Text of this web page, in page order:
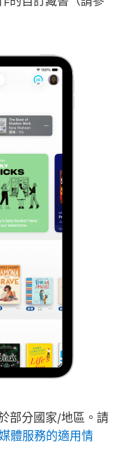
部分國家/地區。請
體服務的適用情